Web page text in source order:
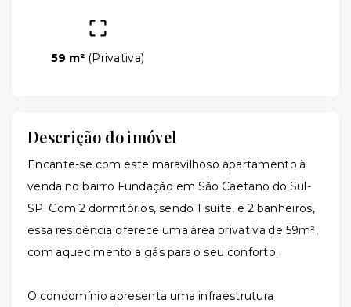
59 m² (Privativa)
Descrição do imóvel
Encante-se com este maravilhoso apartamento à
venda no bairro Fundação em São Caetano do Sul-
SP. Com 2 dormitórios, sendo 1 suíte, e 2 banheiros,
essa residência oferece uma área privativa de 59m²,
com aquecimento a gás para o seu conforto.
O condomínio apresenta uma infraestrutura